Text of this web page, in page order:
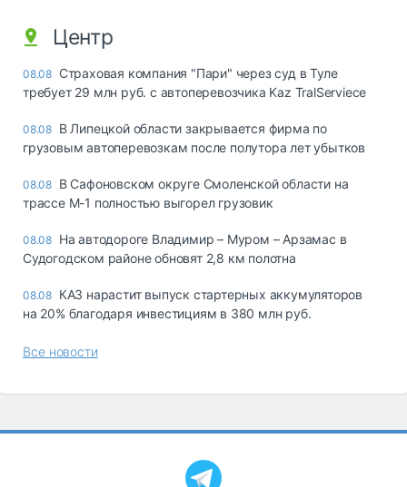
Центр
08.08 Страховая компания "Пари" через суд в Туле
требует 29 млн руб. с автоперевозчика Kaz TralServiece
08.08 В Липецкой области закрывается фирма по
грузовым автоперевозкам после полутора лет убытков
08.08 В Сафоновском округе Смоленской области на
трассе М-1 полностью выгорел грузовик
08.08 На автодороге Владимир – Муром – Арзамас в
Судогодском районе обновят 2,8 км полотна
08.08 КАЗ нарастит выпуск стартерных аккумуляторов
на 20% благодаря инвестициям в 380 млн руб.
Все новости